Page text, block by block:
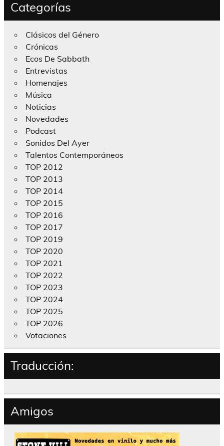
Categorías
Clásicos del Género
Crónicas
Ecos De Sabbath
Entrevistas
Homenajes
Música
Noticias
Novedades
Podcast
Sonidos Del Ayer
Talentos Contemporáneos
TOP 2012
TOP 2013
TOP 2014
TOP 2015
TOP 2016
TOP 2017
TOP 2019
TOP 2020
TOP 2021
TOP 2022
TOP 2023
TOP 2024
TOP 2025
TOP 2026
Votaciones
Traducción:
Amigos